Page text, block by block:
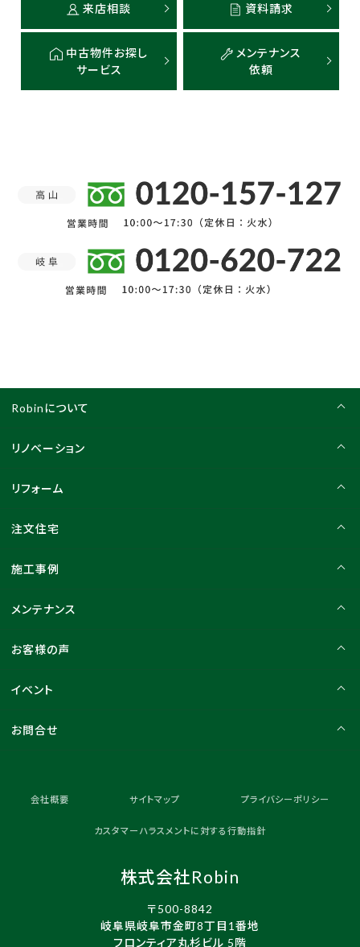
来店相談 資料請求
中古物件お探し
サービス
メンテナンス
依頼
Robinについて
リノベーション
リフォーム
注文住宅
施工事例
メンテナンス
お客様の声
イベント
お問合せ
会社概要 サイトマップ プライバシーポリシー
カスタマーハラスメントに対する行動指針
株式会社Robin
〒500-8842
岐阜県岐阜市金町8丁目1番地
フロンティア丸杉ビル 5階